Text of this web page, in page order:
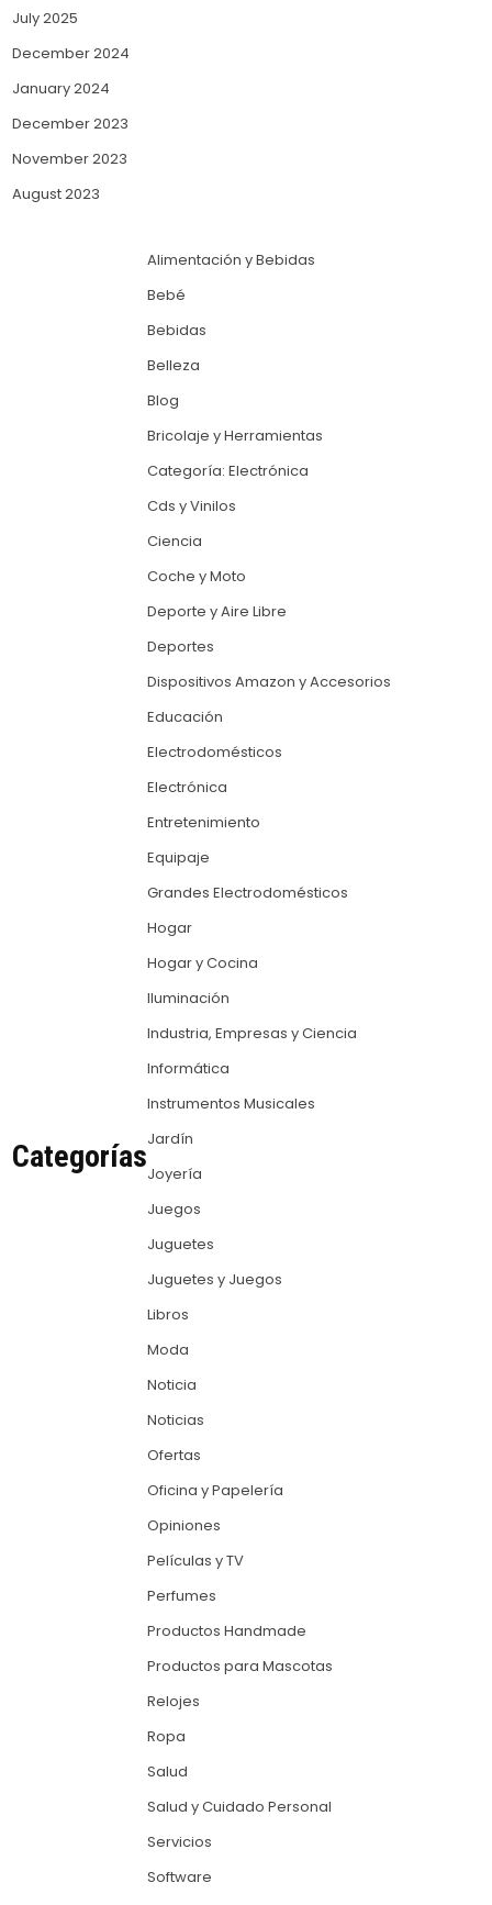
July 2025
December 2024
January 2024
December 2023
November 2023
August 2023
Categorías
Alimentación y Bebidas
Bebé
Bebidas
Belleza
Blog
Bricolaje y Herramientas
Categoría: Electrónica
Cds y Vinilos
Ciencia
Coche y Moto
Deporte y Aire Libre
Deportes
Dispositivos Amazon y Accesorios
Educación
Electrodomésticos
Electrónica
Entretenimiento
Equipaje
Grandes Electrodomésticos
Hogar
Hogar y Cocina
Iluminación
Industria, Empresas y Ciencia
Informática
Instrumentos Musicales
Jardín
Joyería
Juegos
Juguetes
Juguetes y Juegos
Libros
Moda
Noticia
Noticias
Ofertas
Oficina y Papelería
Opiniones
Películas y TV
Perfumes
Productos Handmade
Productos para Mascotas
Relojes
Ropa
Salud
Salud y Cuidado Personal
Servicios
Software